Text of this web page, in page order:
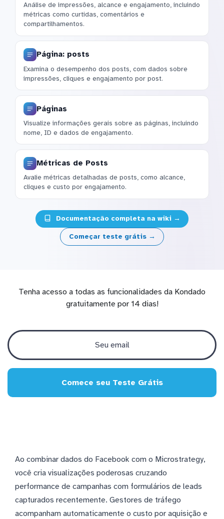
Análise de impressões, alcance e engajamento, incluindo
métricas como curtidas, comentários e
compartilhamentos.
Página: posts
Examina o desempenho dos posts, com dados sobre
impressões, cliques e engajamento por post.
Páginas
Visualize informações gerais sobre as páginas, incluindo
nome, ID e dados de engajamento.
Métricas de Posts
Avalie métricas detalhadas de posts, como alcance,
cliques e custo por engajamento.
Documentação completa na wiki →
Começar teste grátis →
Tenha acesso a todas as funcionalidades da Kondado
gratuitamente por 14 dias!
Comece seu Teste Grátis
Ao combinar dados do Facebook com o Microstrategy,
você cria visualizações poderosas cruzando
performance de campanhas com formulários de leads
capturados recentemente. Gestores de tráfego
acompanham automaticamente o custo por aquisição e